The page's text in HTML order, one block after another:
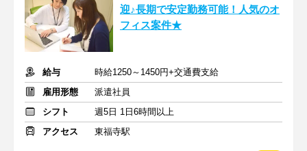
迎♪長期で安定勤務可能！人気のオ
フィス案件★
給与
時給1250～1450円+交通費支給
雇用形態
派遣社員
シフト
週5日 1日6時間以上
アクセス
東福寺駅